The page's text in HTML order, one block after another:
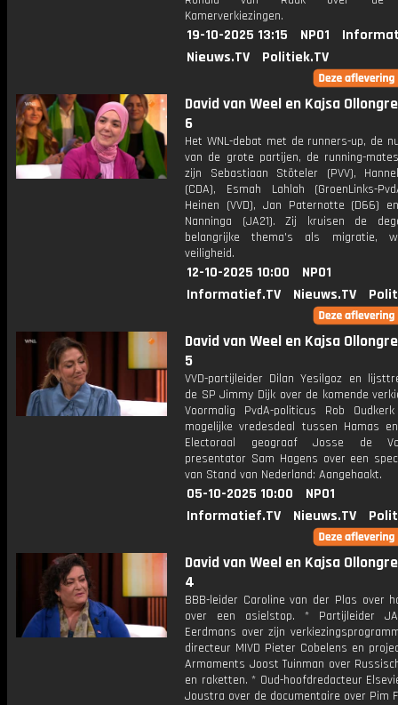
Kamerverkiezingen.
19-10-2025 13:15 NPO1
Nieuws.TV
Politiek.TV
David van Weel en Kajsa
6
Het WNL-debat met de runners-up, de
van de grote partijen, de running-
zijn Sebastiaan Stöteler (PVV),
(CDA), Esmah Lahlah (GroenLinks-
Heinen (VVD), Jan Paternotte (D66)
Nanninga (JA21). Zij kruisen de
belangrijke thema's als migratie,
veiligheid.
12-10-2025 10:00
NPO1
Informatief.TV
Nieuws.TV
David van Weel en Kajsa
5
VVD-partijleider Dilan Yesilgoz en
de SP Jimmy Dijk over de komende
Voormalig PvdA-politicus Rob
mogelijke vredesdeal tussen Hamas
Electoraal geograaf Josse de
presentator Sam Hagens over een
van Stand van Nederland: Aangehaakt.
05-10-2025 10:00
NPO1
Informatief.TV
Nieuws.TV
David van Weel en Kajsa
4
BBB-leider Caroline van der Plas over
over een asielstop. * Partijleider
Eerdmans over zijn
directeur MIVD Pieter Cobelens en
Armaments Joost Tuinman over
en raketten. * Oud-hoofdredacteur
Joustra over de documentaire over Pim